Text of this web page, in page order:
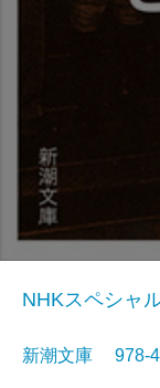
NHKスペシャ
新潮文庫 978-